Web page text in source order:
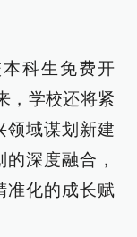
科生免费开
，学校还将紧
领域谋划新建
深度融合，
准化的成长赋